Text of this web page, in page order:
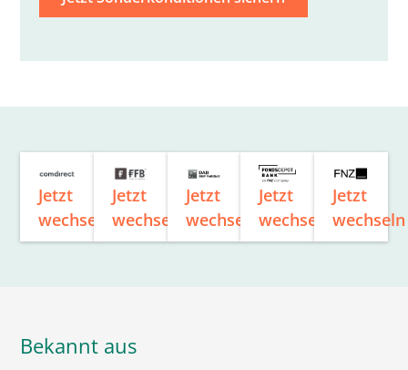
Jetzt
wechseln
Jetzt
wechseln
Jetzt
wechseln
Jetzt
wechseln
Jetzt
wechseln
Bekannt aus